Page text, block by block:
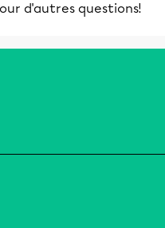
d'autres questions!